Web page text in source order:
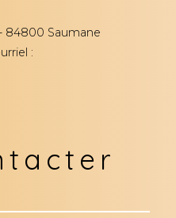
84800 Saumane
: